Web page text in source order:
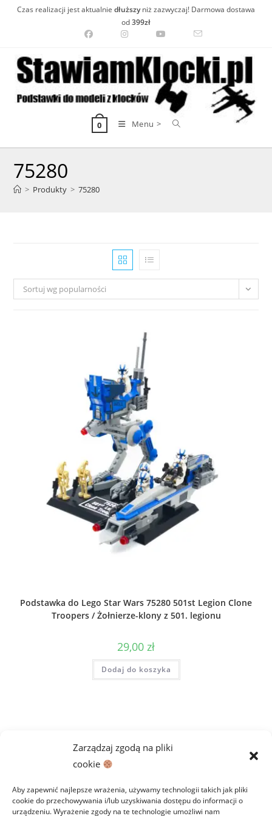
Zarządzaj zgodą na pliki
cookie
Aby zapewnić najlepsze wrażenia, używamy technologii takich jak pliki
cookie do przechowywania i/lub uzyskiwania dostępu do informacji o
urządzeniu. Wyrażenie zgody na te technologie umożliwi nam
Czas realizacji jest aktualnie dłuższyniż zazwyczaj! Darmowa dostawa
od399zł
0 Menu >
75280
> Produkty > 75280
Sortuj wg popularności
Podstawka do Lego Star Wars 75280 501st Legion Clone
Troopers / Żołnierze-klony z 501. legionu
29,00 zł
Dodaj do koszyka